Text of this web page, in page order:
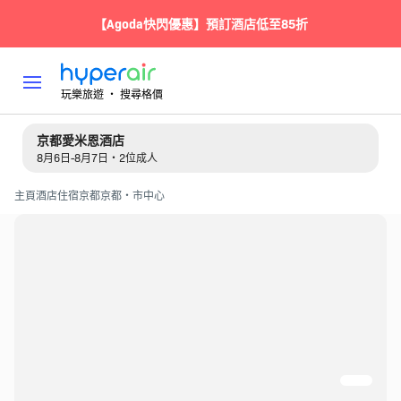
【Agoda快閃優惠】預訂酒店低至85折
玩樂旅遊 ‧ 搜尋格價
京都愛米恩酒店
8月6日-8月7日・2位成人
主頁酒店住宿京都京都・市中心